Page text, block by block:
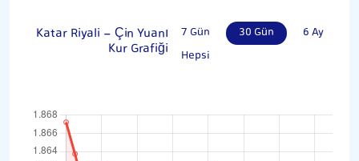
Katar Riyali - Çin Yuanı
Kur Grafiği
7 Gün 30 Gün
6 Ay
Hepsi